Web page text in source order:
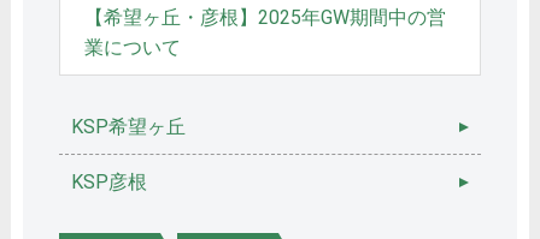
【希望ヶ丘・彦根】2025年GW期間中の営
業について
KSP希望ヶ丘
KSP彦根